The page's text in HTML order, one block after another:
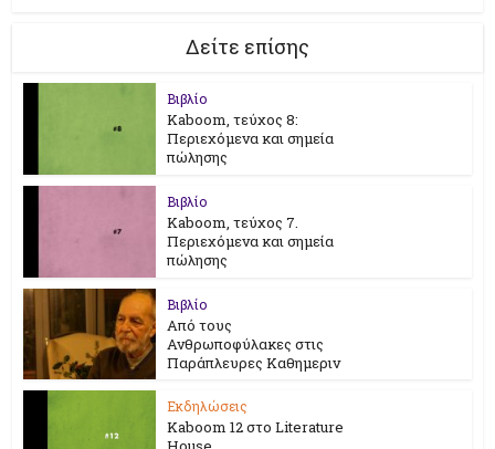
Δείτε επίσης
Βιβλίο
Kaboom, τεύχος 8:
Περιεχόμενα και σημεία
πώλησης
Βιβλίο
Kaboom, τεύχος 7.
Περιεχόμενα και σημεία
πώλησης
Βιβλίο
Από τους
Ανθρωποφύλακες στις
Παράπλευρες Καθημεριν
Εκδηλώσεις
Kaboom 12 στο Literature